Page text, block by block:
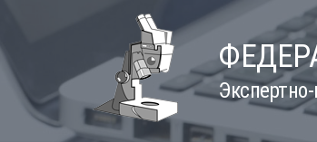
content